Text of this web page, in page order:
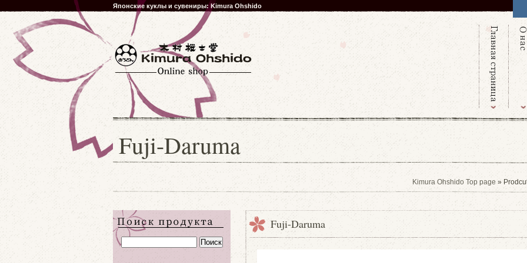
Японские куклы и сувениры: Kimura Ohshido
Fuji-Daruma
Kimura Ohshido Top page »
Fuji-Daruma